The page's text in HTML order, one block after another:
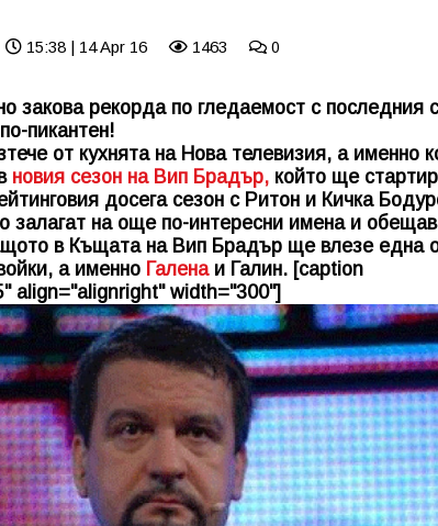
15:38 | 14 Apr 16 1463 0
закова рекорда по гледаемост с последния
пикантен!
от кухнята на Нова телевизия, а именно
новия сезон на Вип Брадър, който ще
досега сезон с Ритон и Кичка
залагат на още по-интересни имена и
в Къщата на Вип Брадър ще влезе една
а именно Галенаи Галин. [caption
align="alignright" width="300"]